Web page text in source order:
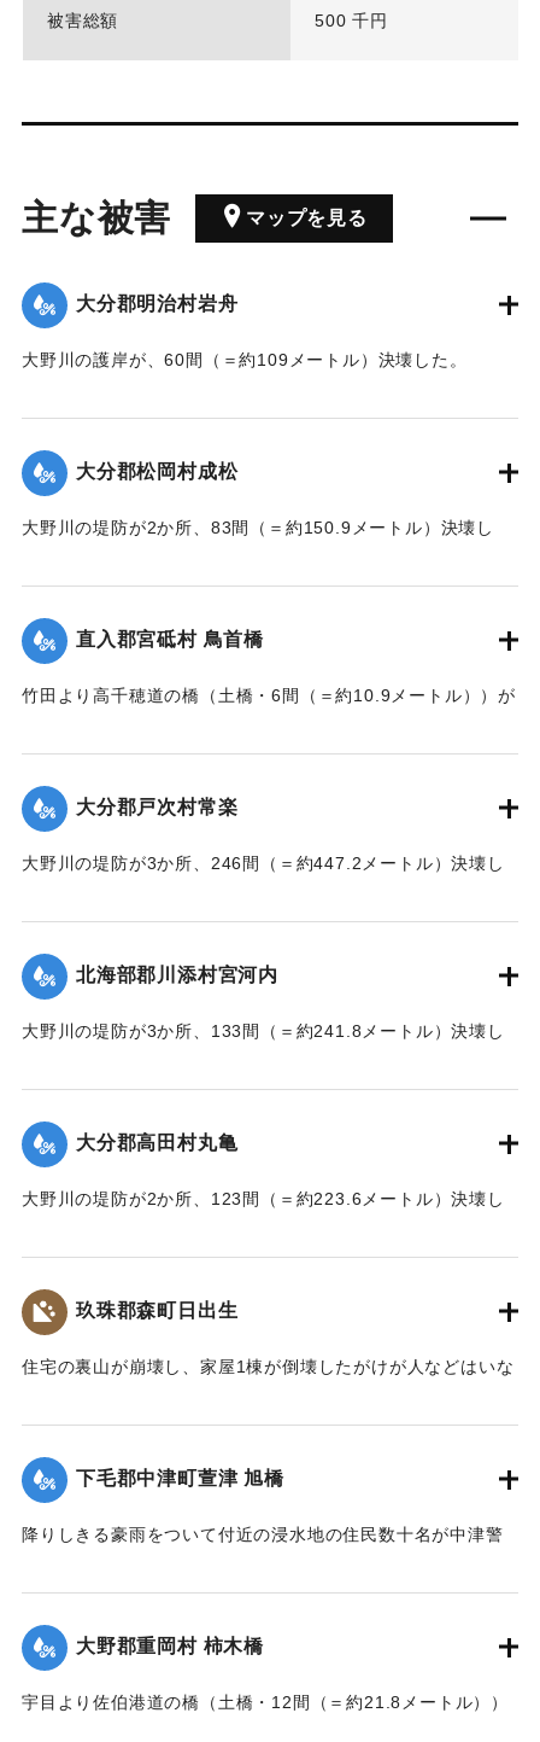
被害総額 500 千円
主な被害 マップを見る
大分郡明治村岩舟
大野川の護岸が、60間（＝約109メートル）決壊した。
｜固有コード:
大分郡松岡村成松
大野川の堤防が2か所、83間（＝約150.9メートル）決壊し
｜固有コード: 002680208
直入郡宮砥村 鳥首橋
竹田より高千穂道の橋（土橋・6間（＝約10.9メートル））が
｜固有コード: 002680202
大分郡戸次村常楽
大野川の堤防が3か所、246間（＝約447.2メートル）決壊し
｜固有コード: 002680204
北海部郡川添村宮河内
大野川の堤防が3か所、133間（＝約241.8メートル）決壊し
｜固有コード: 002680205
大分郡高田村丸亀
大野川の堤防が2か所、123間（＝約223.6メートル）決壊し
｜固有コード: 002680206
玖珠郡森町日出生
住宅の裏山が崩壊し、家屋1棟が倒壊したがけが人などはいな
｜固有コード: 002680198
下毛郡中津町萱津 旭橋
降りしきる豪雨をついて付近の浸水地の住民数十名が中津警
水は明治26年の水害に比べても割合が大きく、浸水家屋が
200戸に及んでいるのは要するに排水地である橋の上に不自然
な住宅を建築する許可を当局が出したためとして、その不当
と13日以来、住民の間で協議が進められてきたが、費用など
大野郡重岡村 柿木橋
宇目より佐伯港道の橋（土橋・12間（＝約21.8メートル））